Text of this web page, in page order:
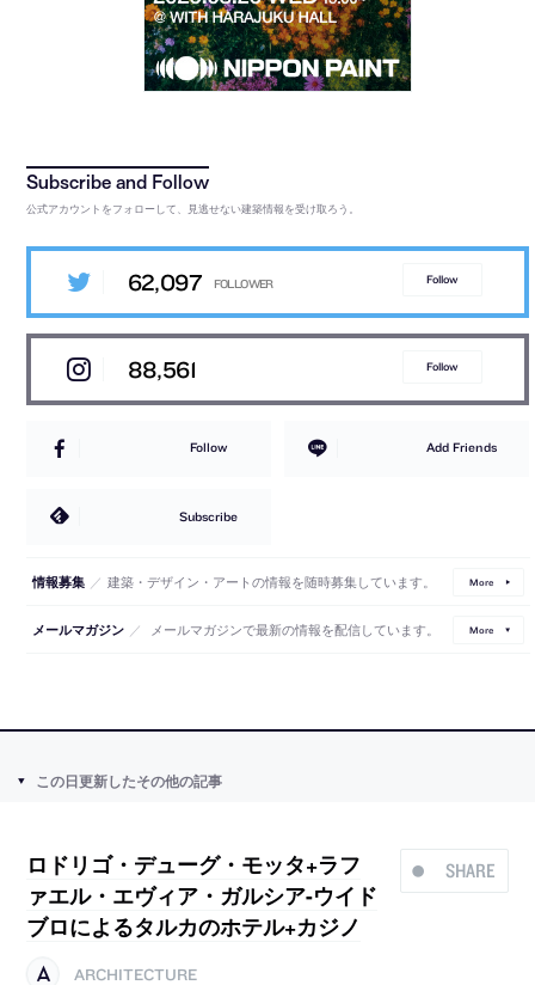
公式アカウントをフォローして、見逃せない建築情報を受け取ろう。
62,097 Follow
88,561 Follow
Follow Add Friends
Subscribe
情報募集 ／ 建築・デザイン・アートの情報を随時募集しています。 More
メールマガジン ／ メールマガジンで最新の情報を配信しています。 More
この日更新したその他の記事
SHARE
ロドリゴ・デューグ・モッタ+ラフ
ァエル・エヴィア・ガルシア-ウイド
ブロによるタルカのホテル+カジノ
ARCHITECTURE